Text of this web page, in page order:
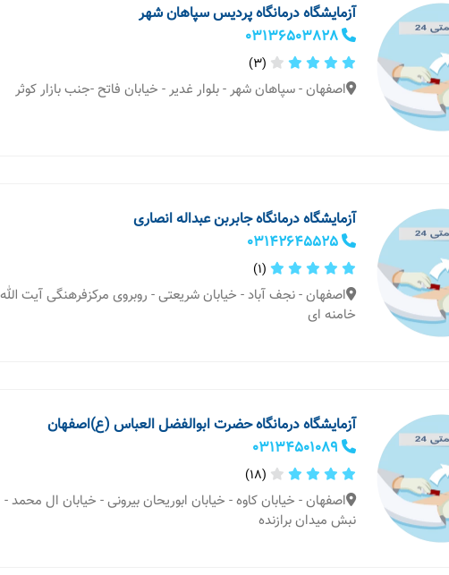
آزمایشگاه درمانگاه پردیس سپاهان شهر
(3)
اصفهان - سپاهان شهر - بلوار غدیر - خیابان فاتح -جنب بازار کوثر
آزمایشگاه درمانگاه جابربن عبداله انصاری
(1)
اصفهان - نجف آباد - خیابان شریعتی - روبروی مرکزفرهنگی آیت الله
خامنه ای
آزمایشگاه درمانگاه حضرت ابوالفضل العباس (ع)اصفهان
(18)
اصفهان - خیابان کاوه - خیابان ابوریحان بیرونی - خیابان ال محمد -
نبش میدان برازنده